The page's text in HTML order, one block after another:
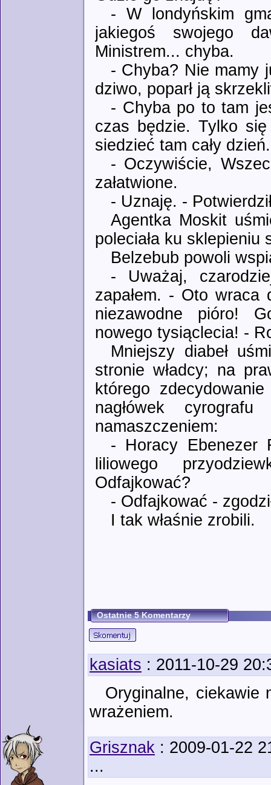
- W londyńskim
jakiegoś swojego
Ministrem... chyba.
- Chyba? Nie mamy
dziwo, poparł ją
- Chyba po to tam
czas będzie. Tylko
siedzieć tam cały dzień.
- Oczywiście,
załatwione.
- Uznaję. -
Agentka Moskit
poleciała ku
Belzebub powoli
- Uważaj,
zapałem. - Oto
niezawodne pióro!
nowego tysiąclecia! -
Mniejszy diabeł
stronie władcy; na
którego
nagłówek
namaszczeniem:
- Horacy Ebenezer
liliowego
Odfajkować?
- Odfajkować -
I tak właśnie zrobili.
Ostatnie 5 Komentarzy
kasiats : 2011-10-29
Oryginalne, ciekawie
wrażeniem.
Grisznak : 2009-01-22
...